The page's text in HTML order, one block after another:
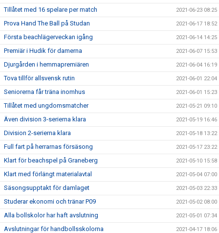
Tillåtet med 16 spelare per match 2021-06-23 08:25
Prova Hand The Ball på Studan 2021-06-17 18:52
Första beachlägerveckan igång 2021-06-14 14:25
Premiär i Hudik för damerna 2021-06-07 15:53
Djurgården i hemmapremiären 2021-06-04 16:19
Tova tillför allsvensk rutin 2021-06-01 22:04
Seniorerna får träna inomhus 2021-06-01 15:23
Tillåtet med ungdomsmatcher 2021-05-21 09:10
Även division 3-serierna klara 2021-05-19 16:46
Division 2-serierna klara 2021-05-18 13:22
Full fart på herrarnas försäsong 2021-05-17 23:22
Klart för beachspel på Graneberg 2021-05-10 15:58
Klart med förlängt materialavtal 2021-05-04 07:00
Säsongsupptakt för damlaget 2021-05-03 22:33
Studerar ekonomi och tränar P09 2021-05-02 08:00
Alla bollskolor har haft avslutning 2021-05-01 07:34
Avslutningar för handbollsskolorna 2021-04-17 18:06